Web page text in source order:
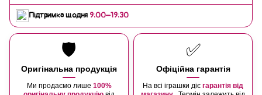
Підтримка щодня 9:00–19:30
🛡️
Оригінальна продукція
Ми продаємо лише 100%
✅
Офіційна гарантія
На всі іграшки діє гарантія від